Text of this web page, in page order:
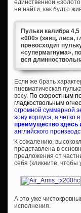
единственной
не найти, как будто
Пульки калибра
«000» (заяц, лиса,
превосходит
«супермагнума»,
вся
Если же брать
пневматическая
весу. По скоростным
гладкоствольным
огромной суммарной
зону корпуса, а четко
преимущество здесь
английского
К сожалению,
представлена в
предложения от
себя (кликните, чтобы
А это уже
исполнения.